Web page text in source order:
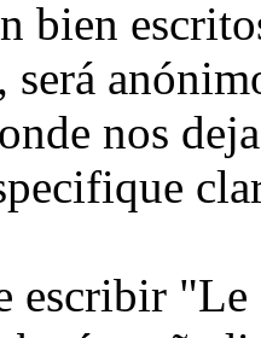
bien
será
nos
escribir